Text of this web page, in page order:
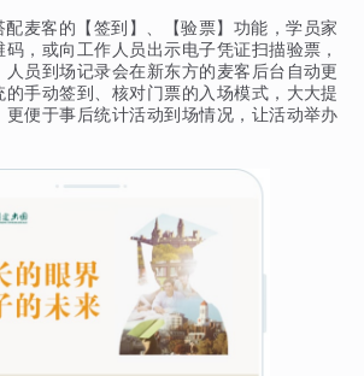
配麦客的【签到】、【验票】功能，学员家
，或向工作人员出示电子凭证扫描验票，
人员到场记录会在新东方的麦客后台自动更
的手动签到、核对门票的入场模式，大大提
更便于事后统计活动到场情况，让活动举办